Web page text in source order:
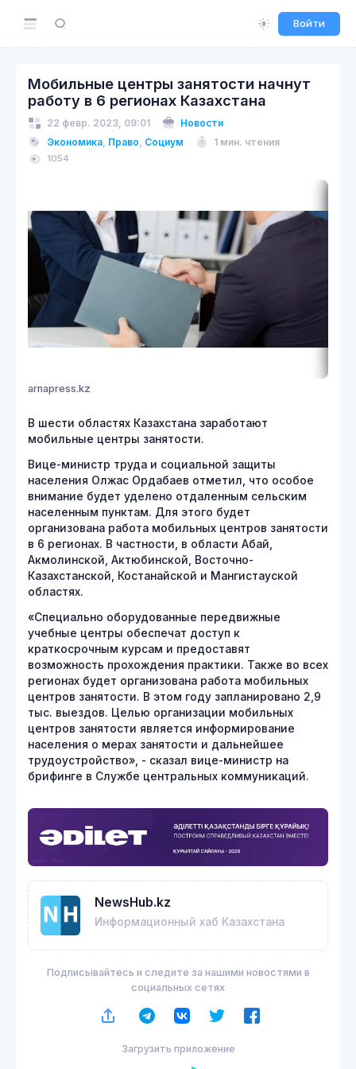
Войти
Мобильные центры занятости начнут
работу в 6 регионах Казахстана
22 февр. 2023, 09:01
Новости
Экономика, Право, Социум 1 мин. чтения
1054
arnapress.kz
В шести областях Казахстана заработают
мобильные центры занятости.
Вице-министр труда и социальной защиты
населения Олжас Ордабаев отметил, что особое
внимание будет уделено отдаленным сельским
населенным пунктам. Для этого будет
организована работа мобильных центров занятости
в 6 регионах. В частности, в области Абай,
Акмолинской, Актюбинской, Восточно-
Казахстанской, Костанайской и Мангистауской
областях.
«Специально оборудованные передвижные
учебные центры обеспечат доступ к
краткосрочным курсам и предоставят
возможность прохождения практики. Также во всех
регионах будет организована работа мобильных
центров занятости. В этом году запланировано 2,9
тыс. выездов. Целью организации мобильных
центров занятости является информирование
населения о мерах занятости и дальнейшее
трудоустройство», - сказал вице-министр на
брифинге в Службе центральных коммуникаций.
NewsHub.kz
Информационный хаб Казахстана
Подписывайтесь и следите за нашими новостями в
социальных сетях
Загрузить приложение